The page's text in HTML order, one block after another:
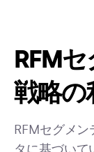
RFM
戦略の
RFMセグメ